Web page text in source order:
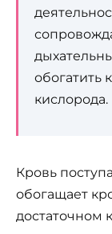
обогатить
кислорода.
Кровь
обогащает
достаточном